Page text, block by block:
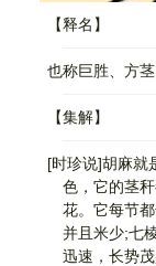
【释名】
也称巨胜、方茎
【集解】
[时珍说]胡麻就是
色，它的茎
花。它每节
并且米少;七
迅速，长势